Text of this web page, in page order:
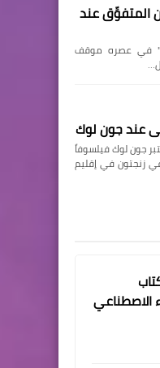
المتفوِّق عند
في عصره موقف
عند جون لوك
جون لوك فيلسوفاً
سياسياً، ولد في عام 1632م في زنجتون في إقليم
الاصطناعي